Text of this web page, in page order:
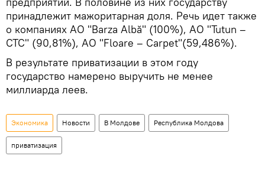
принадлежит мажоритарная доля. Речь идет также
о компаниях АО "Barza Albă" (100%), АО "Tutun –
CTC" (90,81%), АО "Floare – Carpet"(59,486%).
В результате приватизации в этом году
государство намерено выручить не менее
миллиарда леев.
Экономика Новости В Молдове Республика Молдова
приватизация